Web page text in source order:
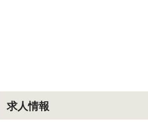
求人情報